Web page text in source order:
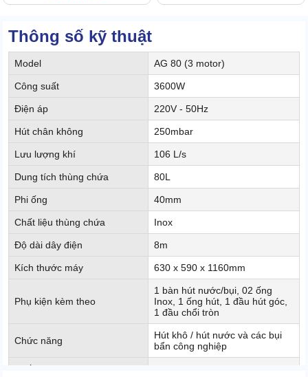
Thông số kỹ thuật
Model AG 80 (3 motor)
Công suất 3600W
Điện áp 220V - 50Hz
Hút chân không 250mbar
Lưu lượng khí 106 L/s
Dung tích thùng chứa 80L
Phi ống 40mm
Chất liệu thùng chứa Inox
Độ dài dây điện 8m
Kích thước máy 630 x 590 x 1160mm
Phụ kiện kèm theo
1 bàn hút nước/bụi, 02 ống
Inox, 1 ống hút, 1 đầu hút góc,
1 đầu chổi tròn
Chức năng
Hút khô / hút nước và các bụi
bẩn công nghiệp
Xuất xứ